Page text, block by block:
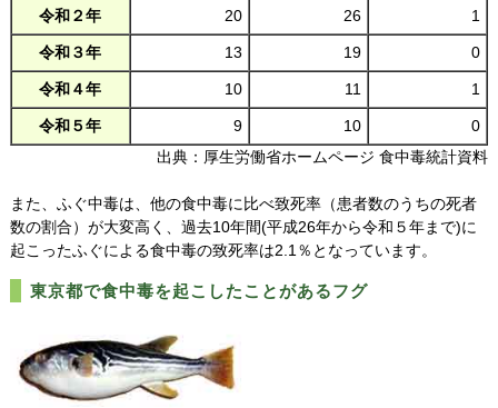
令和２年 20 26 1
令和３年 13 19 0
令和４年 10 11 1
令和５年 9 10
0
出典：厚生労働省ホームページ 食中毒統計資料
また、ふぐ中毒は、他の食中毒に比べ致死率（患者数のうちの死者
数の割合）が大変高く、過去10年間(平成26年から令和５年まで)に
起こったふぐによる食中毒の致死率は2.1％となっています。
東京都で食中毒を起こしたことがあるフグ